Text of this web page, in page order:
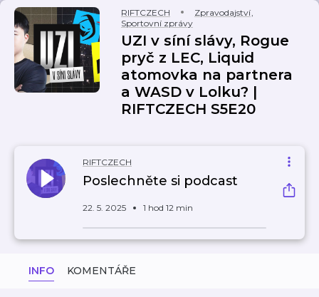
RIFTCZECH Zpravodajství,
Sportovní zprávy
UZI v síní slávy, Rogue
pryč z LEC, Liquid
atomovka na partnera
a WASD v Lolku? |
RIFTCZECH S5E20
RIFTCZECH
Poslechněte si podcast
22. 5. 2025 1 hod 12 min
INFO KOMENTÁŘE